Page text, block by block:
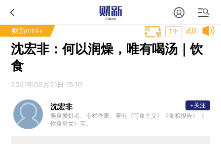
财新mini+ 试听
T中
沈宏非：何以润燥，唯有喝汤｜饮
食
2021年09月21日 15:10
沈宏非
美食爱好者、专栏作家。著有《写食主义》《食相报告》《
饮食男女》等。
+关注